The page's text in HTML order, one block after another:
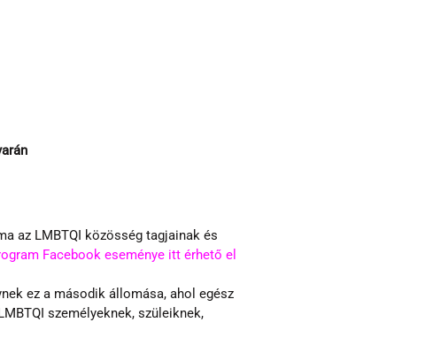
az LMBTQI közösség tagjainak és
Facebook eseménye itt érhető el
ez a második állomása, ahol egész
személyeknek, szüleiknek,